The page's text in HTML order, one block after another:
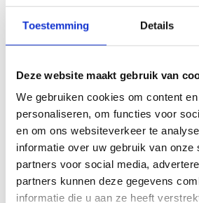
Toestemming Details
Deze website maakt gebruik van
We gebruiken cookies om content
personaliseren, om functies voor
en om ons websiteverkeer te
informatie over uw gebruik van onze
partners voor social media,
partners kunnen deze gegevens
informatie die u aan ze heeft
Beschrijving van
De natuurloop Hazewinkel-Het Broek
mooie route in de Rupelstreek.
Starten kan vanop de parking van
de parking van het natuurdomein
looproutes heb je de keuze tussen een
km en een grotere blauwe ronde van
combineren kan ook en levert meteen